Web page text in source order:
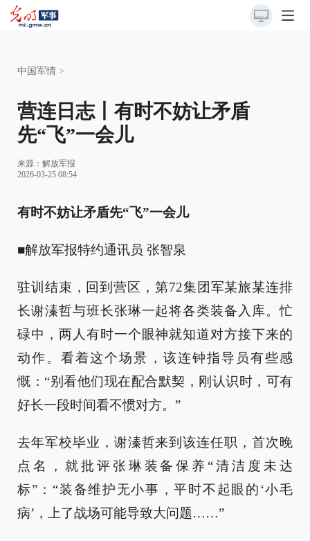
中国军情 >
营连日志丨有时不妨让矛盾
先“飞”一会儿
来源： 解放军报
2026-03-25 08:54
有时不妨让矛盾先“飞”一会儿
■解放军报特约通讯员 张智泉
驻训结束，回到营区，第72集团军某旅某连排
长谢溱哲与班长张琳一起将各类装备入库。忙
碌中，两人有时一个眼神就知道对方接下来的
动作。看着这个场景，该连钟指导员有些感
慨：“别看他们现在配合默契，刚认识时，可有
好长一段时间看不惯对方。”
去年军校毕业，谢溱哲来到该连任职，首次晚
点名，就批评张琳装备保养“清洁度未达
标”：“装备维护无小事，平时不起眼的‘小毛
病’，上了战场可能导致大问题……”